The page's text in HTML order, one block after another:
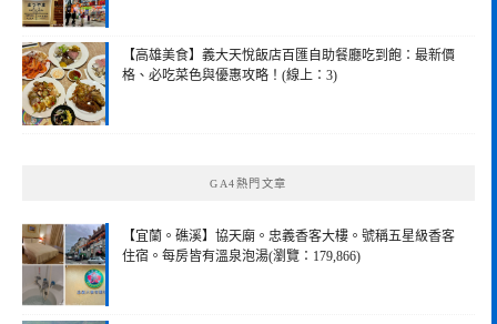
【高雄美食】義大天悅飯店百匯自助餐廳吃到飽：最新價
格、必吃菜色與優惠攻略！(線上：3)
GA4熱門文章
【宜蘭。礁溪】協天廟。忠義香客大樓。號稱五星級香客
住宿。每房皆有溫泉泡湯(瀏覽：179,866)